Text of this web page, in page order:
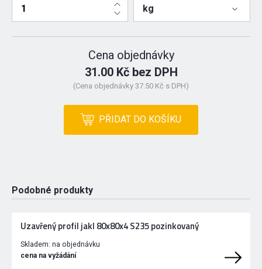
kg
Cena objednávky
31.00 Kč bez DPH
(Cena objednávky 37.50 Kč s DPH)
PŘIDAT DO KOŠÍKU
Podobné produkty
Uzavřený profil jakl 80x80x4 S235 pozinkovaný
Skladem: na objednávku
cena na vyžádání